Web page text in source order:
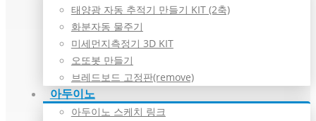
태양광 자동 추적기 만들기 KIT (2축)
화분자동 물주기
미세먼지측정기 3D KIT
오또봇 만들기
브레드보드 고정판(remove)
아두이노
아두이노 스케치 링크